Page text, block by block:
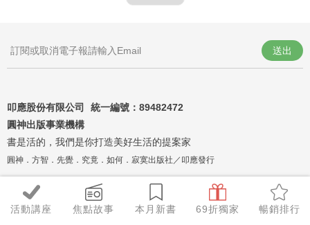
活動講座 焦點故事 本月新書 69折獨家 暢銷排行
叩應股份有限公司 統一編號： 89482472
圓神出版事業機構
書是活的，我們是你打造美好生活的提案家
圓神．方智．先覺．究竟．如何．寂寞出版社／叩應發行
送出